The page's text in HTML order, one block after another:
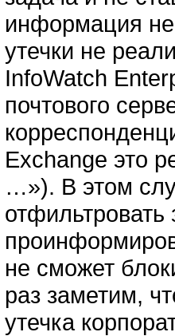
информация не
утечки не
InfoWatch
почтового
Exchange это
…»). В этом
не сможет
раз заметим,
утечка